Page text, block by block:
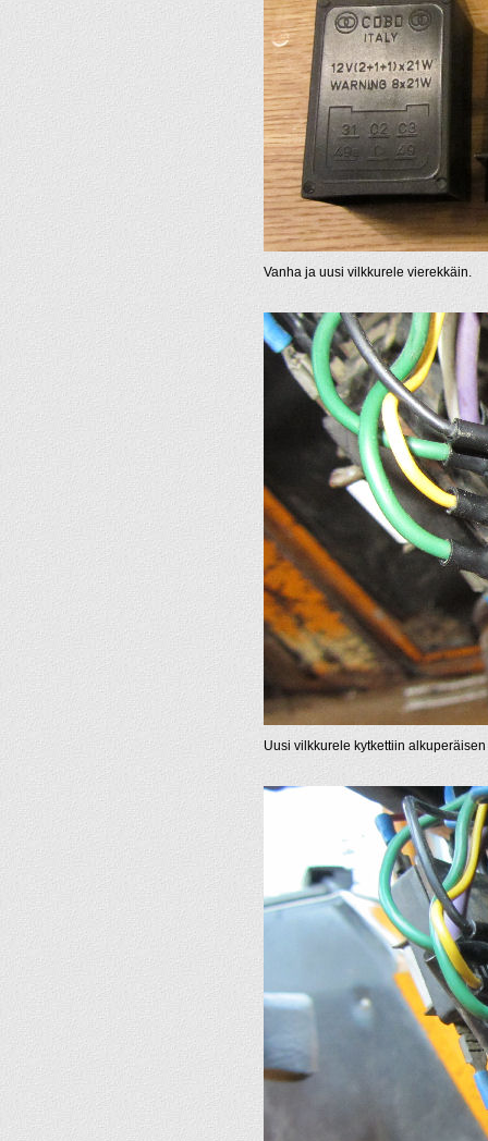
Vanha ja uusi vilkkurele vierekkäin.
Uusi vilkkurele kytkettiin